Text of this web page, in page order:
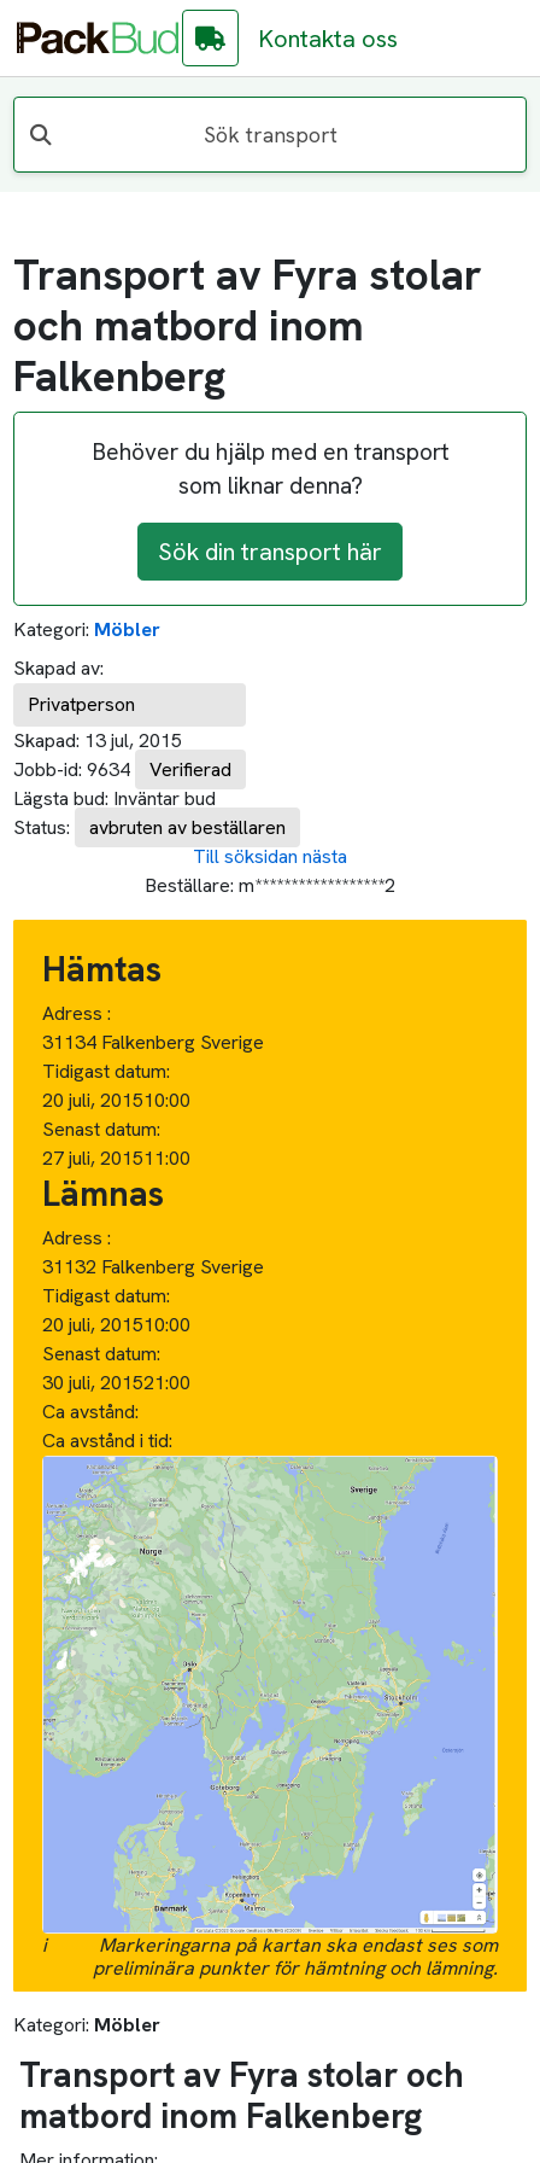
Kontakta oss
Sök transport
Transport av Fyra stolar
och matbord inom
Falkenberg
Behöver du hjälp med en transport
som liknar denna?
Sök din transport här
Kategori: Möbler
Skapad av:
Privatperson
Skapad: 13 jul, 2015
Jobb-id: 9634
Verifierad
Lägsta bud: Inväntar bud
Status:
avbruten av beställaren
Till söksidan nästa
Beställare: m******************2
Hämtas
Adress :
31134 Falkenberg Sverige
Tidigast datum:
20 juli, 201510:00
Senast datum:
27 juli, 201511:00
Lämnas
Adress :
31132 Falkenberg Sverige
Tidigast datum:
20 juli, 201510:00
Senast datum:
30 juli, 201521:00
Ca avstånd:
Ca avstånd i tid:
i
Markeringarna på kartan ska endast ses som
preliminära punkter för hämtning och lämning.
Kategori: Möbler
Transport av Fyra stolar och
matbord inom Falkenberg